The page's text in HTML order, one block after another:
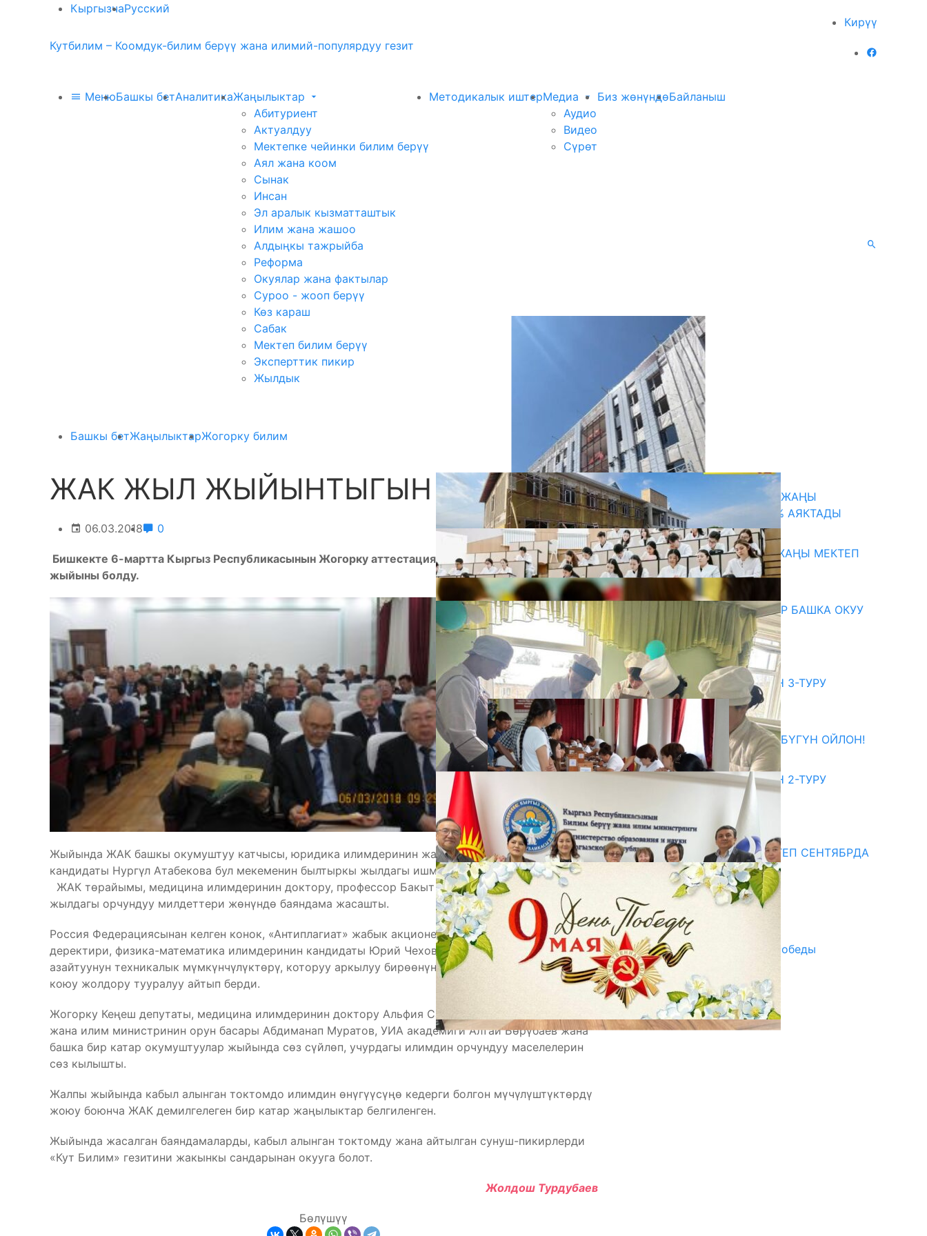
КыргызчаРусский
Кирүү
Кутбилим – Коомдук-билим берүү жана илимий-популярдуу гезит
МенюБашкы бетАналитикаЖаңылыктар
Абитуриент
Актуалдуу
Мектепке чейинки билим берүү
Аял жана коом
Сынак
Инсан
Эл аралык кызматташтык
Илим жана жашоо
Алдыңкы тажрыйба
Реформа
Окуялар жана фактылар
Суроо - жооп берүү
Көз караш
Сабак
Мектеп билим берүү
Эксперттик пикир
Жылдык
Методикалык иштерМедиа
Аудио
Видео
Сүрөт
Биз жөнүндөБайланыш
Башкы бетЖаңылыктарЖогорку билим
ЖАК ЖЫЛ ЖЫЙЫНТЫГЫН ЧЫГАРДЫ
06.03.2018 0
Бишкекте 6-мартта Кыргыз Республикасынын Жогорку аттестациялык комиссиясынын жалпы
жыйыны болду.
Жыйында ЖАК башкы окумуштуу катчысы, юридика илимдеринин жана филология илимдеринин
кандидаты Нургүл Атабекова бул мекеменин былтыркы жылдагы ишмердиги жөнүндө, ал эми
ЖАК төрайымы, медицина илимдеринин доктору, профессор Бакыт Тыналиева ЖАКтын 2018-
жылдагы орчундуу милдеттери жөнүндө баяндама жасашты.
Россия Федерациясынан келген конок, «Антиплагиат» жабык акционердик коомунун аткаруучу
деректири, физика-математика илимдеринин кандидаты Юрий Чехович илимдеги уурулукту
азайтуунун техникалык мүмкүнчүлүктөрү, которуу аркылуу бирөөнүн эмгенин ээлеп алууга бөгөт
коюу жолдору тууралуу айтып берди.
Жогорку Кеңеш депутаты, медицина илимдеринин доктору Альфия Самигуллина, Билим берүү
жана илим министринин орун басары Абдиманап Муратов, УИА академиги Алтай Бөрүбаев жана
башка бир катар окумуштуулар жыйында сөз сүйлөп, учурдагы илимдин орчундуу маселелерин
сөз кылышты.
Жалпы жыйында кабыл алынган токтомдо илимдин өнүгүүсүңө кедерги болгон мүчүлүштүктөрдү
жоюу боюнча ЖАК демилгелеген бир катар жаңылыктар белгиленген.
Жыйында жасалган баяндамаларды, кабыл алынган токтомду жана айтылган сунуш-пикирлерди
«Кут Билим» гезитини жакынкы сандарынан окууга болот.
Жолдош Турдубаев
Бөлүшүү
Акыркы жаңылыктар
ТАЛАСТА УНИВЕРСИТЕТТИН ЖАҢЫ
КАМПУСУНУН КУРУЛУШУ 75% АЯКТАДЫ
06.08.2026
ОШТОГУ СЫРТ АЙЫЛЫНДА ЖАҢЫ МЕКТЕП
КУРУЛУУДА
06.08.2026
АККРЕДИТАЦИЯ: СТУДЕНТТЕР БАШКА ОКУУ
ЖАЙЛАРГА КОТОРУЛАТ
06.08.2026
Абитуриент
ЖОЖДОРГО КАБЫЛ АЛУУНУН 3-ТУРУ
БАШТАЛДЫ
27.07.2026
ӨЗҮҢДҮН КЕЛЕЧЕГИҢ ҮЧҮН БҮГҮН ОЙЛОН!
20.07.2026
ЖОЖДОРГО КАБЫЛ АЛУУНУН 2-ТУРУ
20.07.2026
Медиа
СУЗАКТА 750 ОРУНДУУ МЕКТЕП СЕНТЯБРДА
ПАЙДАЛАНУУГА БЕРИЛЕТ
07.08.2025
Улуу Жеңиштин жандуу сөзү
29.04.2025
Награды в преддверии Дня Победы
29.04.2025